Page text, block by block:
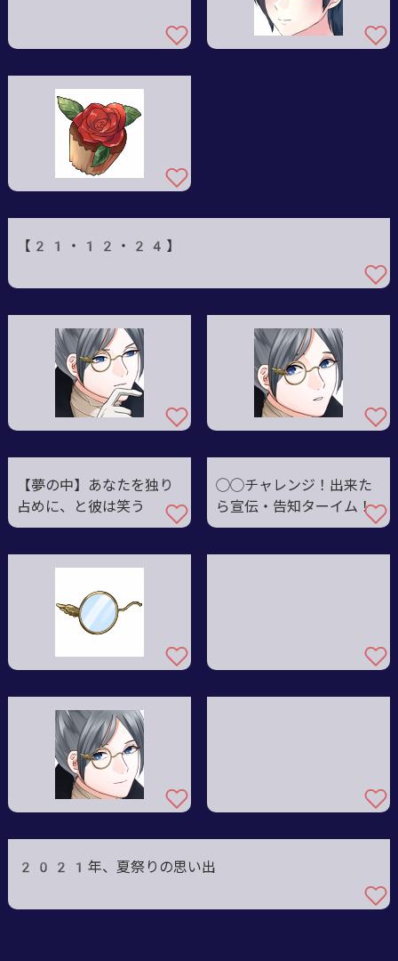
【21・12・24】
【夢の中】あなたを独り
占めに、と彼は笑う
◯◯チャレンジ！出来た
ら宣伝・告知ターイム！
2021年、夏祭りの思い出